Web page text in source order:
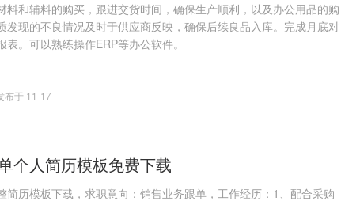
料和辅料的购买，跟进交货时间，确保生产顺利，以及办公用品的购
发现的不良情况及时于供应商反映，确保后续良品入库。完成月底对
表。可以熟练操作ERP等办公软件。
布于 11-17
个人简历模板免费下载
简历模板下载，求职意向：销售业务跟单，工作经历：1、配合采购